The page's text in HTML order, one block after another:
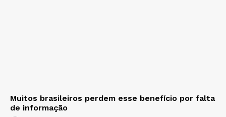
Muitos brasileiros perdem esse benefício por falta
de informação